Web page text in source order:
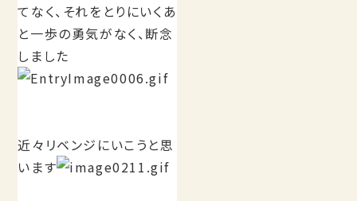
てなく、それをとりにいくあ
と一歩の勇気がなく、断念
しました
近々リベンジにいこうと思
います